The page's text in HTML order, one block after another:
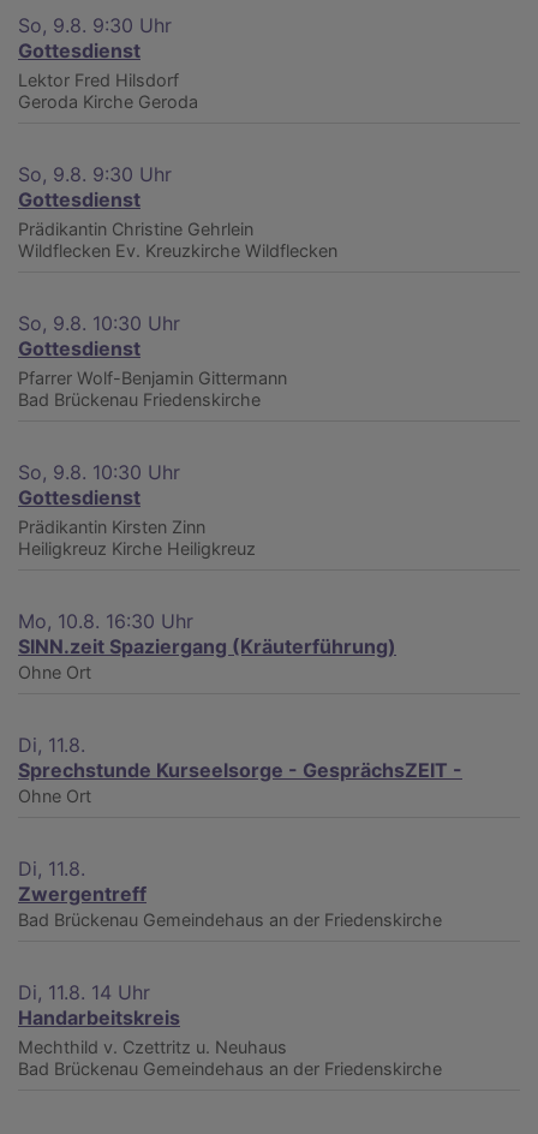
So, 9.8. 9:30 Uhr
Gottesdienst
Lektor Fred Hilsdorf
Geroda Kirche Geroda
So, 9.8. 9:30 Uhr
Gottesdienst
Prädikantin Christine Gehrlein
Wildflecken Ev. Kreuzkirche Wildflecken
So, 9.8. 10:30 Uhr
Gottesdienst
Pfarrer Wolf-Benjamin Gittermann
Bad Brückenau Friedenskirche
So, 9.8. 10:30 Uhr
Gottesdienst
Prädikantin Kirsten Zinn
Heiligkreuz Kirche Heiligkreuz
Mo, 10.8. 16:30 Uhr
SINN.zeit Spaziergang (Kräuterführung)
Ohne Ort
Di, 11.8.
Sprechstunde Kurseelsorge - GesprächsZEIT -
Ohne Ort
Di, 11.8.
Zwergentreff
Bad Brückenau Gemeindehaus an der Friedenskirche
Di, 11.8. 14 Uhr
Handarbeitskreis
Mechthild v. Czettritz u. Neuhaus
Bad Brückenau Gemeindehaus an der Friedenskirche